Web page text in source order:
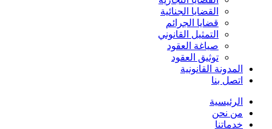
القضايا الجنائية
قضايا الجرائم
التمثيل القانوني
صياغة العقود
توثيق العقود
المدونة القانونية
اتصل بنا
الرئيسية
من نحن
خدماتنا